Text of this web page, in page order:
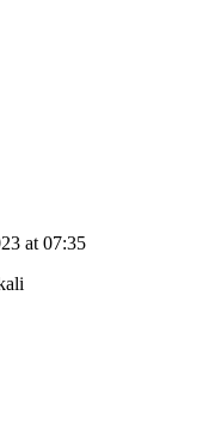
at 07:35